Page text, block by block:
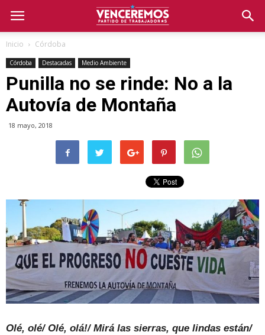
Inicio Córdoba
Córdoba Destacadas Medio Ambiente
Punilla no se rinde: No a la
Autovía de Montaña
18 mayo, 2018
Olé, olé/ Olé, olá!/ Mirá las sierras, que lindas están/